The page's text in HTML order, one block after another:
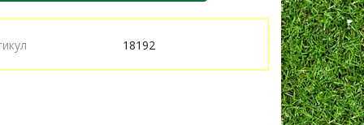
18192